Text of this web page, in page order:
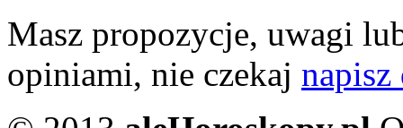
Masz propozycje, uwagi
opiniami, nie czekaj napisz